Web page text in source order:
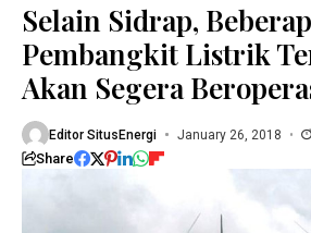
Selain Sidrap,
Pembangkit Listrik
Akan Segera
Editor SitusEnergi January 26, 2018
Share